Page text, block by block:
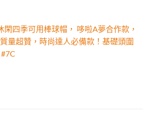
閑四季可用棒球帽， 哆啦A夢合作款，
量超贊，時尚達人必備款！基礎頭圍